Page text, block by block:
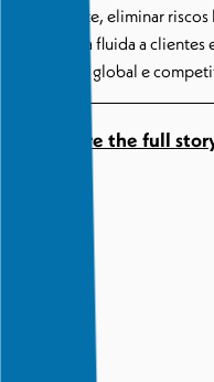
rapidamente, eliminar
experiência fluida a
seu alcance global e
Explore the full